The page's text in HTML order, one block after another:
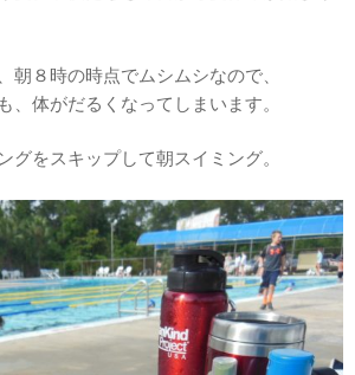
朝８時の時点でムシムシなので、
、体がだるくなってしまいます。
グをスキップして朝スイミング。